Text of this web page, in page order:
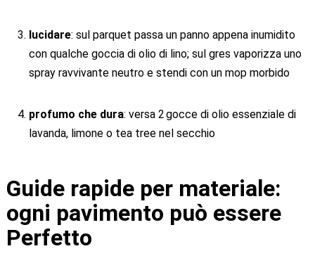
lucidare: sul parquet passa un panno appena inumidito
con qualche goccia di olio di lino; sul gres vaporizza uno
spray ravvivante neutro e stendi con un mop morbido
profumo che dura: versa 2 gocce di olio essenziale di
lavanda, limone o tea tree nel secchio
Guide rapide per materiale:
ogni pavimento può essere
Perfetto